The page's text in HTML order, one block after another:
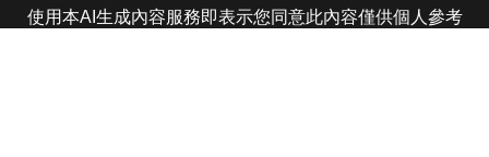
使用本AI生成內容服務即表示您同意此內容僅供個人參考